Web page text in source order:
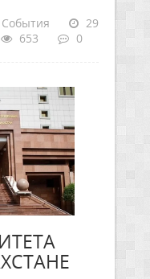
29
653 0